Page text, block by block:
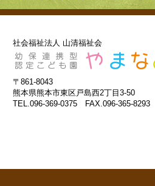
社会福祉法人 山清福祉会
〒861-8043
熊本県熊本市東区戸島西2丁目3-50
TEL.096-369-0375 FAX.096-365-8293